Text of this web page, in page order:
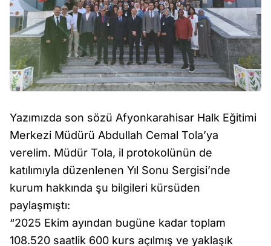
Yazımızda son sözü Afyonkarahisar Halk Eğitimi
Merkezi Müdürü Abdullah Cemal Tola’ya
verelim. Müdür Tola, il protokolünün de
katılımıyla düzenlenen Yıl Sonu Sergisi’nde
kurum hakkında şu bilgileri kürsüden
paylaşmıştı:
“2025 Ekim ayından bugüne kadar toplam
108.520 saatlik 600 kurs açılmış ve yaklaşık